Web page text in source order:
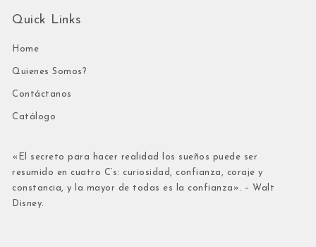
Quick Links
Home
Quienes Somos?
Contáctanos
Catálogo
«El secreto para hacer realidad los sueños puede ser
resumido en cuatro C’s: curiosidad, confianza, coraje y
constancia, y la mayor de todas es la confianza». – Walt
Disney.